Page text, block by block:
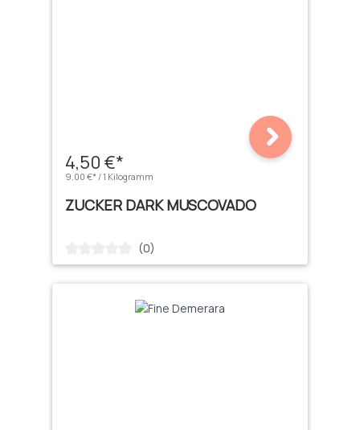
4,50 €*
9,00 €* / 1 Kilogramm
ZUCKER DARK MUSCOVADO
Durchschnittliche Bewertung von 0 von 5 Sternen
(0)